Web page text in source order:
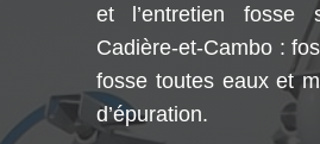
et l’entretien fosse
Cadière-et-Cambo :
fosse toutes eaux et
d’épuration.